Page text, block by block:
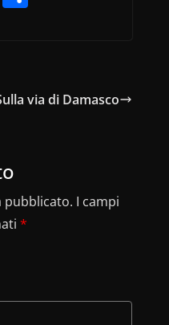
vi
via di Damasco
pubblicato. I campi
*